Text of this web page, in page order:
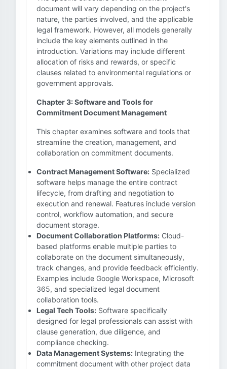
document will vary depending on the project's
nature, the parties involved, and the applicable
legal framework. However, all models generally
include the key elements outlined in the
introduction. Variations may include different
allocation of risks and rewards, or specific
clauses related to environmental regulations or
government approvals.
Chapter 3: Software and Tools for
Commitment Document Management
This chapter examines software and tools that
streamline the creation, management, and
collaboration on commitment documents.
Contract Management Software: Specialized
software helps manage the entire contract
lifecycle, from drafting and negotiation to
execution and renewal. Features include version
control, workflow automation, and secure
document storage.
Document Collaboration Platforms: Cloud-
based platforms enable multiple parties to
collaborate on the document simultaneously,
track changes, and provide feedback efficiently.
Examples include Google Workspace, Microsoft
365, and specialized legal document
collaboration tools.
Legal Tech Tools: Software specifically
designed for legal professionals can assist with
clause generation, due diligence, and
compliance checking.
Data Management Systems: Integrating the
commitment document with other project data